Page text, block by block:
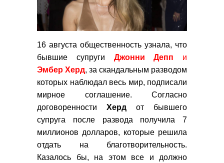
16 августа общественность узнала, что
бывшие супруги Джонни Депп и
Эмбер Херд, за скандальным разводом
которых наблюдал весь мир, подписали
мирное соглашение. Согласно
договоренности Херд от бывшего
супруга после развода получила 7
миллионов долларов, которые решила
отдать на благотворительность.
Казалось бы, на этом все и должно